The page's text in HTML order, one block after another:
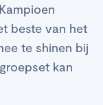
beste van het
te shinen bij
kan